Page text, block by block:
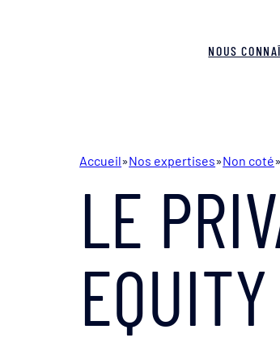
NOUS
Accueil»Nos expertises»Non coté»
LE
EQUITY